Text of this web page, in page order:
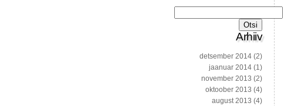
Arhiiv
detsember 2014 (2)
jaanuar 2014 (1)
november 2013 (2)
oktoober 2013 (4)
august 2013 (4)